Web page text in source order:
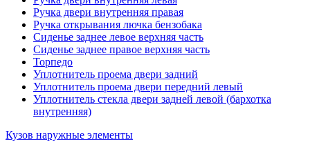
Ручка двери внутренняя правая
Ручка открывания лючка бензобака
Сиденье заднее левое верхняя часть
Сиденье заднее правое верхняя часть
Торпедо
Уплотнитель проема двери задний
Уплотнитель проема двери передний левый
Уплотнитель стекла двери задней левой (бархотка
внутренняя)
Кузов наружные элементы